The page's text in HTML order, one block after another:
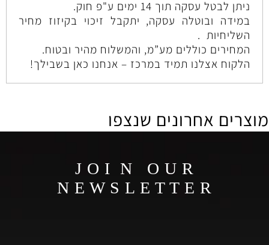
ניתן לבטל עסקה תוך 14 ימים ע"פ חוק.
במידה ובוטלה עסקה, יתקבל זיכוי בקיזוז מחיר
השליחיות .
המחירים כוללים מע”מ, והמשלוח מהיר ובטוח.
הלקוח אצלנו תמיד במרכז – אנחנו כאן בשבילך!
מוצרים אחרונים שנצפו
J O I N O U R
N E W S L E T T E R